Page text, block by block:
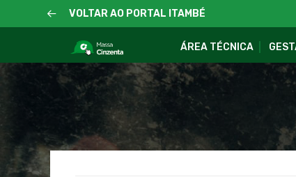
VOLTAR AO PORTAL ITAMBÉ
ÁREA TÉCNICA